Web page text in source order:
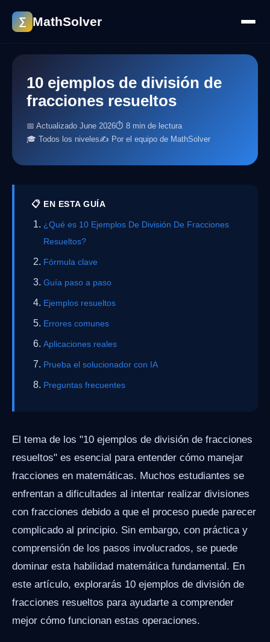
∑ MathSolver
10 ejemplos de división de
fracciones resueltos
📅 Actualizado June 2026⏱ 8 min de lectura
🎓 Todos los niveles✍️ Por el equipo de MathSolver
📋 EN ESTA GUÍA
¿Qué es 10 Ejemplos De División De Fracciones
Resueltos?
Fórmula clave
Guía paso a paso
Ejemplos resueltos
Errores comunes
Aplicaciones reales
Prueba el solucionador con IA
Preguntas frecuentes
El tema de los "10 ejemplos de división de fracciones
resueltos" es esencial para entender cómo manejar
fracciones en matemáticas. Muchos estudiantes se
enfrentan a dificultades al intentar realizar divisiones
con fracciones debido a que el proceso puede parecer
complicado al principio. Sin embargo, con práctica y
comprensión de los pasos involucrados, se puede
dominar esta habilidad matemática fundamental. En
este artículo, explorarás 10 ejemplos de división de
fracciones resueltos para ayudarte a comprender
mejor cómo funcionan estas operaciones.